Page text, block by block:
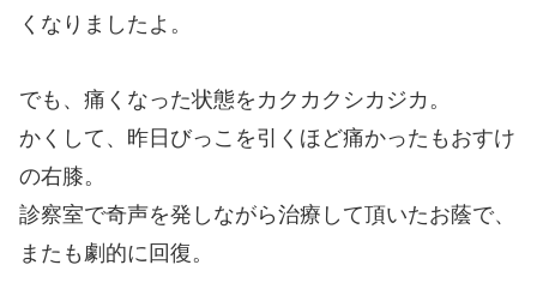
くなりましたよ。
でも、痛くなった状態をカクカクシカジカ。
かくして、昨日びっこを引くほど痛かったもおすけ
の右膝。
診察室で奇声を発しながら治療して頂いたお蔭で、
またも劇的に回復。